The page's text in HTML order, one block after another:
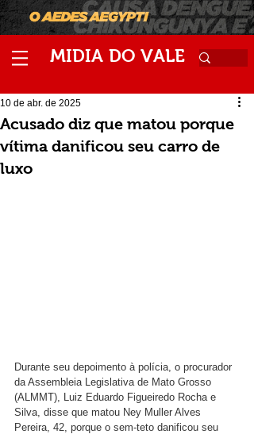
MIDIA DO VALE
Acusado diz que matou porque
vítima danificou seu carro de
luxo
10 de abr. de 2025
Durante seu depoimento à polícia, o procurador
da Assembleia Legislativa de Mato Grosso
(ALMMT), Luiz Eduardo Figueiredo Rocha e
Silva, disse que matou Ney Muller Alves
Pereira, 42, porque o sem-teto danificou seu